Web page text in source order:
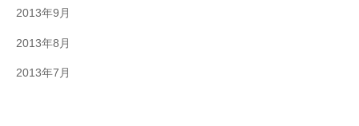
2013年9月
2013年8月
2013年7月